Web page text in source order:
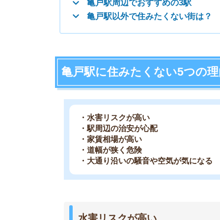
・道幅が狭く危険
・大通り沿いの騒音や空気が気になる
水害リスクが高い